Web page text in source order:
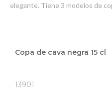
elegante. Tiene 3 modelos de
deCopa de cava negra 15 cl
13901